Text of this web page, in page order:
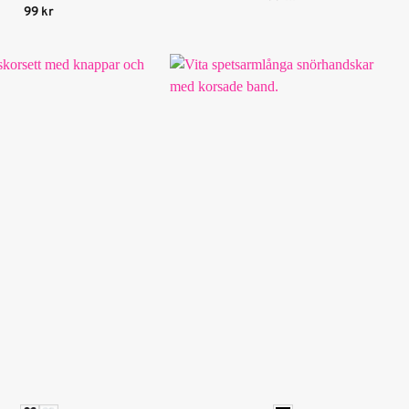
Betygsatt
99 kr